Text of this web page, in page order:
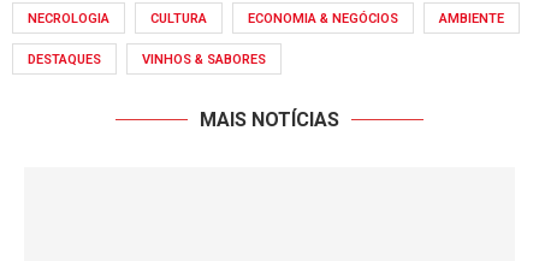
NECROLOGIA CULTURA ECONOMIA & NEGÓCIOS AMBIENTE
DESTAQUES VINHOS & SABORES
MAIS NOTÍCIAS